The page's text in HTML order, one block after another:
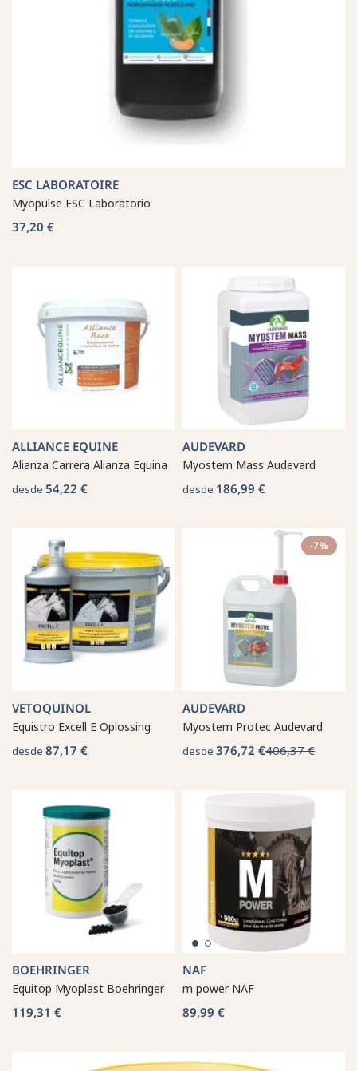
ESC LABORATOIRE
Myopulse ESC Laboratorio
37,20 €
ALLIANCE EQUINE
Alianza Carrera Alianza Equina
desde 54,22 €
AUDEVARD
Myostem Mass Audevard
desde 186,99 €
VETOQUINOL
Equistro Excell E Oplossing
desde 87,17 €
-7%
AUDEVARD
Myostem Protec Audevard
desde 376,72 €406,37 €
BOEHRINGER
Equitop Myoplast Boehringer
119,31 €
NAF
m power NAF
89,99 €